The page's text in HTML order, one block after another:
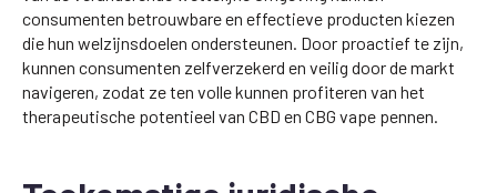
consumenten betrouwbare en effectieve producten kiezen
die hun welzijnsdoelen ondersteunen. Door proactief te zijn,
kunnen consumenten zelfverzekerd en veilig door de markt
navigeren, zodat ze ten volle kunnen profiteren van het
therapeutische potentieel van CBD en CBG vape pennen.